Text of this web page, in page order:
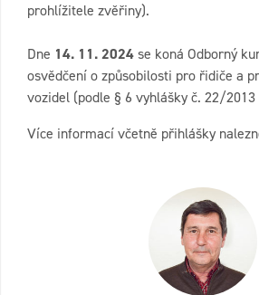
prohlížitele zvěřiny).
Dne 14. 11. 2024se koná Odborný
osvědčení o způsobilosti pro řidiče a
vozidel (podle § 6 vyhlášky č. 22/2013
Více informací včetně přihlášky